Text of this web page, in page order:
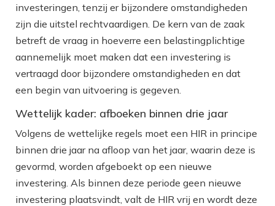
investeringen, tenzij er bijzondere omstandigheden
zijn die uitstel rechtvaardigen. De kern van de zaak
betreft de vraag in hoeverre een belastingplichtige
aannemelijk moet maken dat een investering is
vertraagd door bijzondere omstandigheden en dat
een begin van uitvoering is gegeven.
Wettelijk kader: afboeken binnen drie jaar
Volgens de wettelijke regels moet een HIR in principe
binnen drie jaar na afloop van het jaar, waarin deze is
gevormd, worden afgeboekt op een nieuwe
investering. Als binnen deze periode geen nieuwe
investering plaatsvindt, valt de HIR vrij en wordt deze